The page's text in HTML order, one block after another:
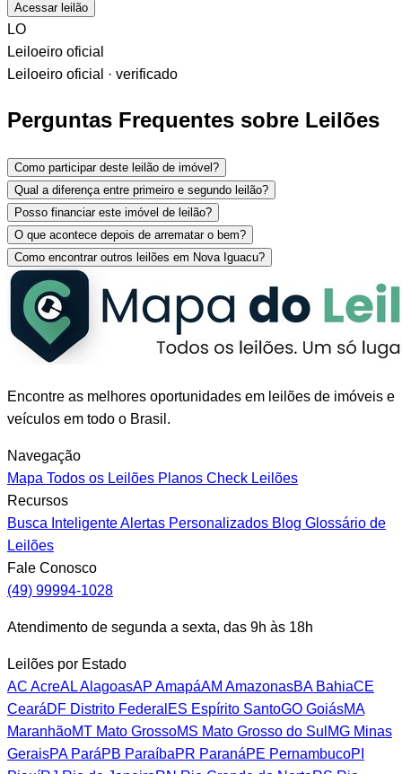
Acessar leilão
LO
Leiloeiro oficial
Leiloeiro oficial · verificado
Perguntas Frequentes sobre Leilões
Como participar deste leilão de imóvel?
Qual a diferença entre primeiro e segundo leilão?
Posso financiar este imóvel de leilão?
O que acontece depois de arrematar o bem?
Como encontrar outros leilões em Nova Iguacu?
Encontre as melhores oportunidades em leilões de imóveis e
veículos em todo o Brasil.
Navegação
Mapa Todos os Leilões Planos Check Leilões
Recursos
Busca InteligenteAlertas Personalizados Blog Glossário de
Leilões
Fale Conosco
(49) 99994-1028
Atendimento de segunda a sexta, das 9h às 18h
Leilões por Estado
AC AcreALAlagoasAP AmapáAM AmazonasBABahiaCE
CearáDF Distrito Federal ES Espírito SantoGO GoiásMA
MaranhãoMT Mato GrossoMS Mato Grosso do Sul MG Minas
GeraisPAParáPB ParaíbaPR ParanáPE PernambucoPI